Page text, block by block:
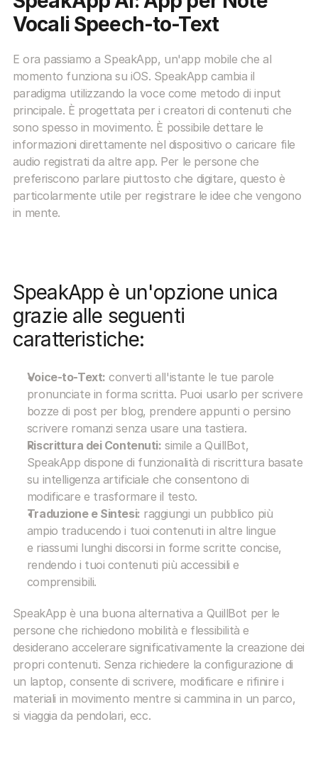
Vocali Speech-to-Text
E ora passiamo a SpeakApp, un'app mobile che al
momento funziona su iOS. SpeakApp cambia il
paradigma utilizzando la voce come metodo di input
principale. È progettata per i creatori di contenuti che
sono spesso in movimento. È possibile dettare le
informazioni direttamente nel dispositivo o caricare file
audio registrati da altre app. Per le persone che
preferiscono parlare piuttosto che digitare, questo è
particolarmente utile per registrare le idee che vengono
in mente.
SpeakApp è un'opzione unica
grazie alle seguenti
caratteristiche:
Voice-to-Text: converti all'istante le tue parole
pronunciate in forma scritta. Puoi usarlo per scrivere
bozze di post per blog, prendere appunti o persino
scrivere romanzi senza usare una tastiera.
Riscrittura dei Contenuti: simile a QuillBot,
SpeakApp dispone di funzionalità di riscrittura basate
su intelligenza artificiale che consentono di
modificare e trasformare il testo.
Traduzione e Sintesi: raggiungi un pubblico più
ampio traducendo i tuoi contenuti in altre lingue
e riassumi lunghi discorsi in forme scritte concise,
rendendo i tuoi contenuti più accessibili e
comprensibili.
SpeakApp è una buona alternativa a QuillBot per le
persone che richiedono mobilità e flessibilità e
desiderano accelerare significativamente la creazione dei
propri contenuti. Senza richiedere la configurazione di
un laptop, consente di scrivere, modificare e rifinire i
materiali in movimento mentre si cammina in un parco,
si viaggia da pendolari, ecc.